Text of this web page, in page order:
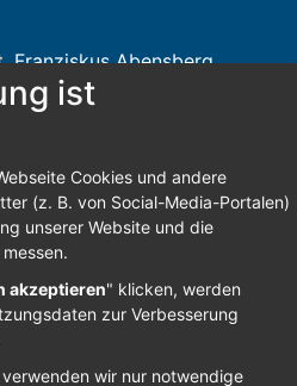
Franziskus Abensberg
ist
Cookies und andere
(z. B. von Social-Media-Portalen)
unserer Website und die
akzeptieren" klicken, werden
zur Verbesserung
wir nur notwendige